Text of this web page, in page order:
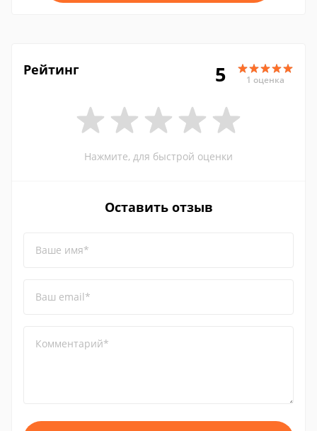
Рейтинг 5 1 оценка
Нажмите, для быстрой оценки
Оставить отзыв
Ваше имя*
Ваш email*
Комментарий*